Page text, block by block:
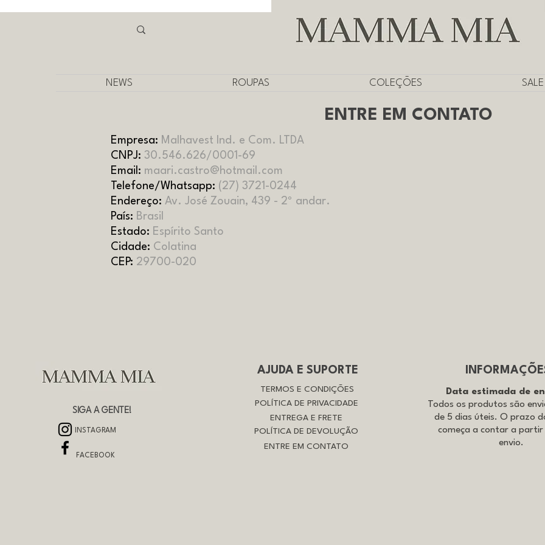
NEWS ROUPAS COLEÇÕES SALE
PRIMEIRADEMUITAS PARA PRIMEIRA COMPRA
ENTRE EM CONTATO
Empresa: Malhavest Ind. e Com. LTDA
CNPJ: 30.546.626/0001-69
Email: maari.castro@hotmail.com
Telefone/Whatsapp: (27) 3721-0244
Endereço: Av. José Zouain, 439 - 2º andar.
País: Brasil
Estado: Espírito Santo
Cidade: Colatina
CEP: 29700-020
SIGA A GENTE!
INSTAGRAM
FACEBOOK
AJUDA E SUPORTE
TERMOS E CONDIÇÕES
POLÍTICA DE PRIVACIDADE
ENTREGA E FRETE
POLÍTICA DE DEVOLUÇÃO
ENTRE EM CONTATO
Data estimada de
Todos os produtos são
de 5 dias úteis. O prazo
começa a contar a partir
envio.